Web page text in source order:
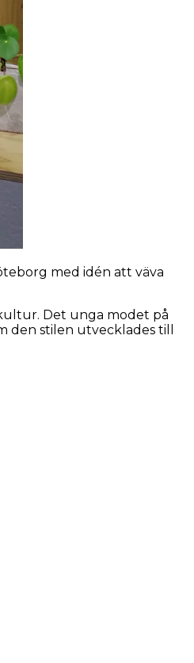
med idén att väva
Det unga modet på
den stilen utvecklades till